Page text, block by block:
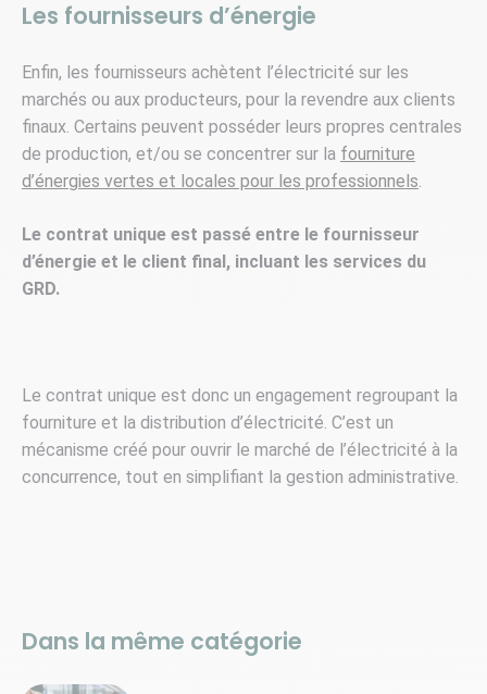
Les fournisseurs d’énergie
Enfin, les fournisseurs achètent l’électricité sur les
marchés ou aux producteurs, pour la revendre aux clients
finaux. Certains peuvent posséder leurs propres centrales
de production, et/ou se concentrer sur la fourniture
d’énergies vertes et locales pour les professionnels.
Le contrat unique est passé entre le fournisseur
d’énergie et le client final, incluant les services du
GRD.
Le contrat unique est donc un engagement regroupant la
fourniture et la distribution d’électricité. C’est un
mécanisme créé pour ouvrir le marché de l’électricité à la
concurrence, tout en simplifiant la gestion administrative.
Dans la même catégorie